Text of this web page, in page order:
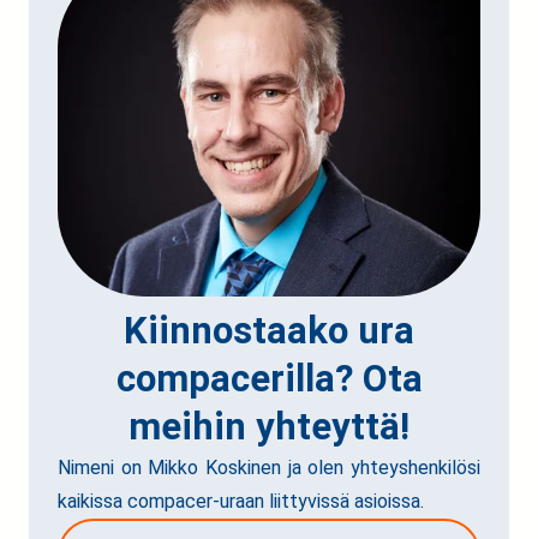
Kiinnostaako ura
compacerilla? Ota
meihin yhteyttä!
Nimeni on Mikko Koskinen ja olen yhteyshenkilösi
kaikissa compacer-uraan liittyvissä asioissa.